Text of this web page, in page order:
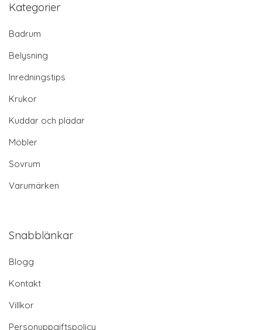
Kategorier
Badrum
Belysning
Inredningstips
Krukor
Kuddar och plädar
Möbler
Sovrum
Varumärken
Snabblänkar
Blogg
Kontakt
Villkor
Personuppgiftspolicy